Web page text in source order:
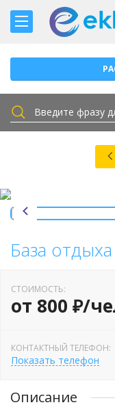
База
СТОИМОСТЬ:
от 800 ₽/
КОНТАКТНЫЙ ТЕЛЕФОН:
Показать телефон
Описание